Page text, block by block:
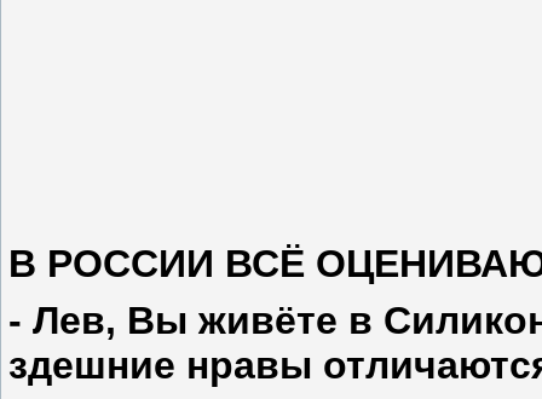
В РОССИИ ВСЁ
- Лев, Вы живёте в
здешние нравы